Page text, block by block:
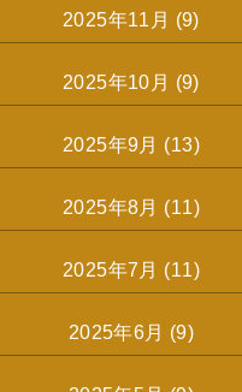
2025年11月 (9)
2025年10月 (9)
2025年9月 (13)
2025年8月 (11)
2025年7月 (11)
2025年6月 (9)